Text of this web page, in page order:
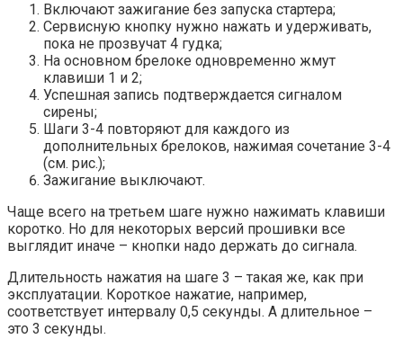
Включают зажигание без запуска стартера;
Сервисную кнопку нужно нажать и удерживать,
пока не прозвучат 4 гудка;
На основном брелоке одновременно жмут
клавиши 1 и 2;
Успешная запись подтверждается сигналом
сирены;
Шаги 3-4 повторяют для каждого из
дополнительных брелоков, нажимая сочетание 3-4
(см. рис.);
Зажигание выключают.
Чаще всего на третьем шаге нужно нажимать клавиши
коротко. Но для некоторых версий прошивки все
выглядит иначе – кнопки надо держать до сигнала.
Длительность нажатия на шаге 3 – такая же, как при
эксплуатации. Короткое нажатие, например,
соответствует интервалу 0,5 секунды. А длительное –
это 3 секунды.